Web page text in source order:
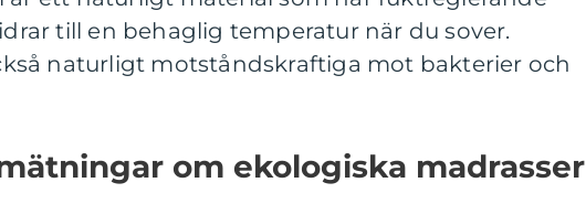
till en behaglig temperatur när du sover.
naturligt motståndskraftiga mot bakterier och
om ekologiska madrasser